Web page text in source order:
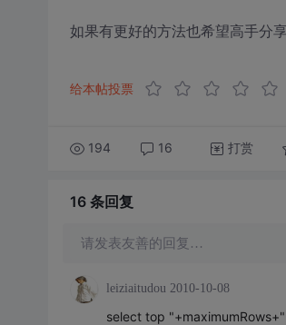
如果有更好的方法也希望高手分享
给本帖投票
194 16 打赏
16 条回复
请发表友善的回复…
leiziaitudou 2010-10-08
select top